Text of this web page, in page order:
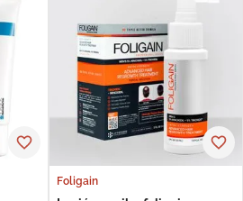
Foligain